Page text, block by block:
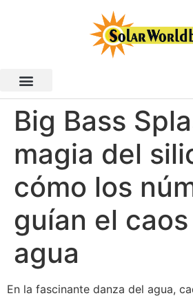
Big Bass
magia del
cómo los
guían el
agua
En la fascinante danza del agua,